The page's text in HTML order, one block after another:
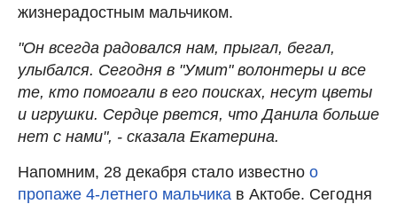
жизнерадостным мальчиком.
"Он всегда радовался нам, прыгал, бегал,
улыбался. Сегодня в "Умит" волонтеры и все
те, кто помогали в его поисках, несут цветы
и игрушки. Сердце рвется, что Данила больше
нет с нами", - сказала Екатерина.
Напомним, 28 декабря стало известно о
пропаже 4-летнего мальчика в Актобе. Сегодня